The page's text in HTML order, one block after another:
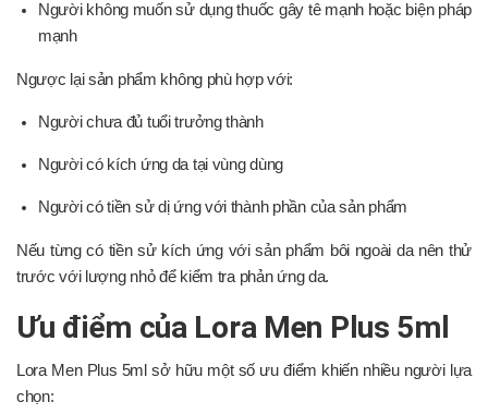
Người không muốn sử dụng thuốc gây tê mạnh hoặc biện pháp
mạnh
Ngược lại sản phẩm không phù hợp với:
Người chưa đủ tuổi trưởng thành
Người có kích ứng da tại vùng dùng
Người có tiền sử dị ứng với thành phần của sản phẩm
Nếu từng có tiền sử kích ứng với sản phẩm bôi ngoài da nên thử
trước với lượng nhỏ để kiểm tra phản ứng da.
Ưu điểm của Lora Men Plus 5ml
Lora Men Plus 5ml sở hữu một số ưu điểm khiến nhiều người lựa
chọn: